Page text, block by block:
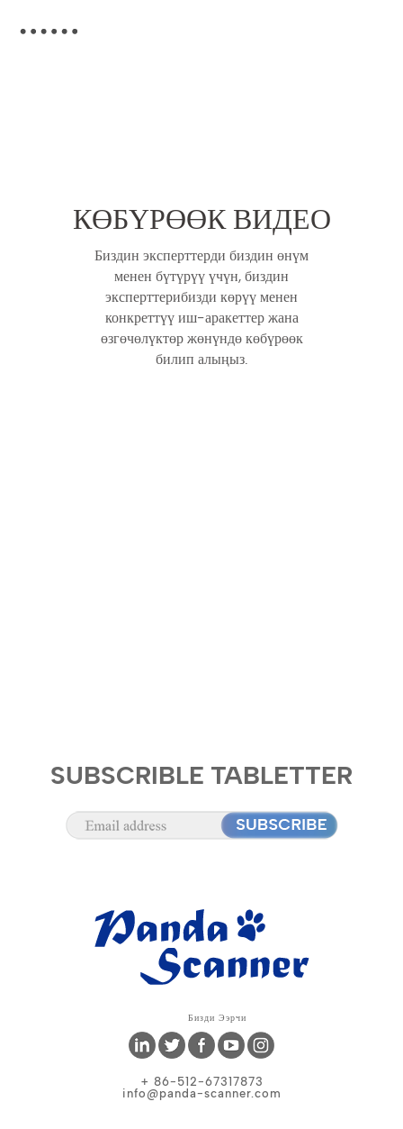
КӨБҮРӨӨК ВИДЕО
Биздин эксперттерди биздин өнүм
менен бүтүрүү үчүн, биздин
эксперттерибизди көрүү менен
конкреттүү иш-аракеттер жана
өзгөчөлүктөр жөнүндө көбүрөөк
билип алыңыз.
SUBSCRIBLE TABLETTER
Бизди Ээрчи
+ 86-512-67317873
info@panda-scanner.com